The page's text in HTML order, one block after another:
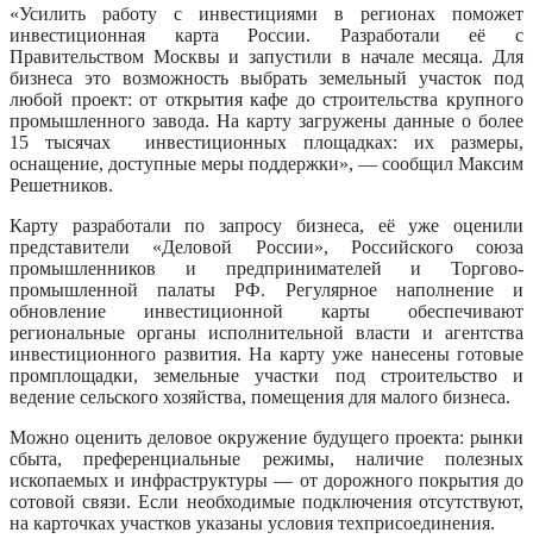
«Усилить работу с инвестициями в регионах поможет
инвестиционная карта России. Разработали её с
Правительством Москвы и запустили в начале месяца. Для
бизнеса это возможность выбрать земельный участок под
любой проект: от открытия кафе до строительства крупного
промышленного завода. На карту загружены данные о более
15 тысячах инвестиционных площадках: их размеры,
оснащение, доступные меры поддержки», — сообщил Максим
Решетников.
Карту разработали по запросу бизнеса, её уже оценили
представители «Деловой России», Российского союза
промышленников и предпринимателей и Торгово-
промышленной палаты РФ. Регулярное наполнение и
обновление инвестиционной карты обеспечивают
региональные органы исполнительной власти и агентства
инвестиционного развития. На карту уже нанесены готовые
промплощадки, земельные участки под строительство и
ведение сельского хозяйства, помещения для малого бизнеса.
Можно оценить деловое окружение будущего проекта: рынки
сбыта, преференциальные режимы, наличие полезных
ископаемых и инфраструктуры — от дорожного покрытия до
сотовой связи. Если необходимые подключения отсутствуют,
на карточках участков указаны условия техприсоединения.